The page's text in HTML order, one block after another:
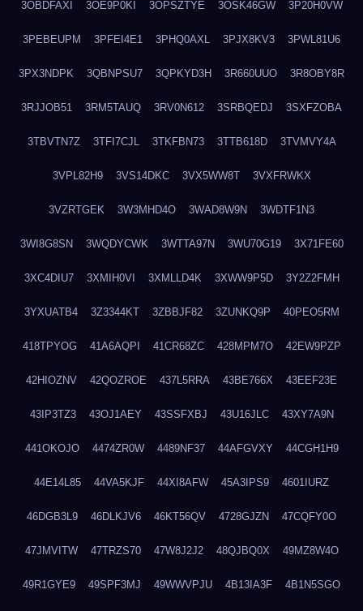
3OBDFAXI 3OE9P0KI 3OPSZTYE 3OSK46GW 3P20H0VW
3PEBEUPM 3PFEI4E1 3PHQ0AXL 3PJX8KV3 3PWL81U6
3PX3NDPK 3QBNPSU7 3QPKYD3H 3R660UUO 3R8OBY8R
3RJJOB51 3RM5TAUQ 3RV0N612 3SRBQEDJ 3SXFZOBA
3TBVTN7Z 3TFI7CJL 3TKFBN73 3TTB618D 3TVMVY4A
3VPL82H9 3VS14DKC 3VX5WW8T 3VXFRWKX
3VZRTGEK 3W3MHD4O 3WAD8W9N 3WDTF1N3
3WI8G8SN 3WQDYCWK 3WTTA97N 3WU70G19 3X71FE60
3XC4DIU7 3XMIH0VI 3XMLLD4K 3XWW9P5D 3Y2Z2FMH
3YXUATB4 3Z3344KT 3ZBBJF82 3ZUNKQ9P 40PEO5RM
418TPYOG 41A6AQPI 41CR68ZC 428MPM7O 42EW9PZP
42HIOZNV 42QOZROE 437L5RRA 43BE766X 43EEF23E
43IP3TZ3 43OJ1AEY 43SSFXBJ 43U16JLC 43XY7A9N
441OKOJO 4474ZR0W 4489NF37 44AFGVXY 44CGH1H9
44E14L85 44VA5KJF 44XI8AFW 45A3IPS9 4601IURZ
46DGB3L9 46DLKJV6 46KT56QV 4728GJZN 47CQFY0O
47JMVITW 47TRZS70 47W8J2J2 48QJBQ0X 49MZ8W4O
49R1GYE9 49SPF3MJ 49WWVPJU 4B13IA3F 4B1N5SGO